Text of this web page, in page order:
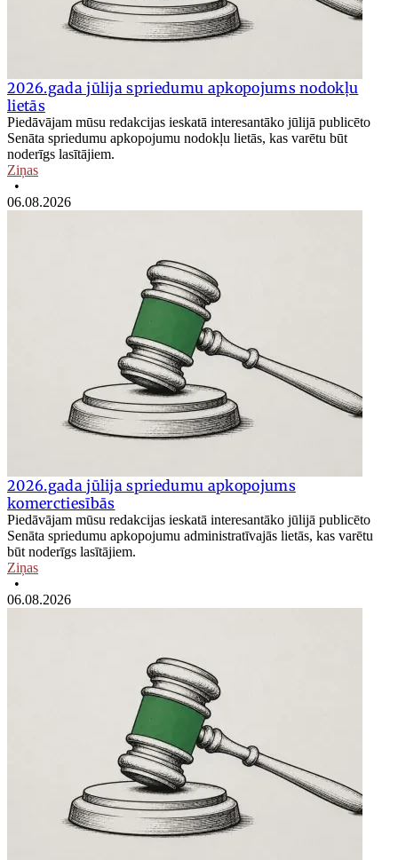
2026.gada jūlija spriedumu apkopojums nodokļu
lietās
Piedāvājam mūsu redakcijas ieskatā interesantāko jūlijā publicēto
Senāta spriedumu apkopojumu nodokļu lietās, kas varētu būt
noderīgs lasītājiem.
Ziņas
•
06.08.2026
2026.gada jūlija spriedumu apkopojums
komerctiesībās
Piedāvājam mūsu redakcijas ieskatā interesantāko jūlijā publicēto
Senāta spriedumu apkopojumu administratīvajās lietās, kas varētu
būt noderīgs lasītājiem.
Ziņas
•
06.08.2026